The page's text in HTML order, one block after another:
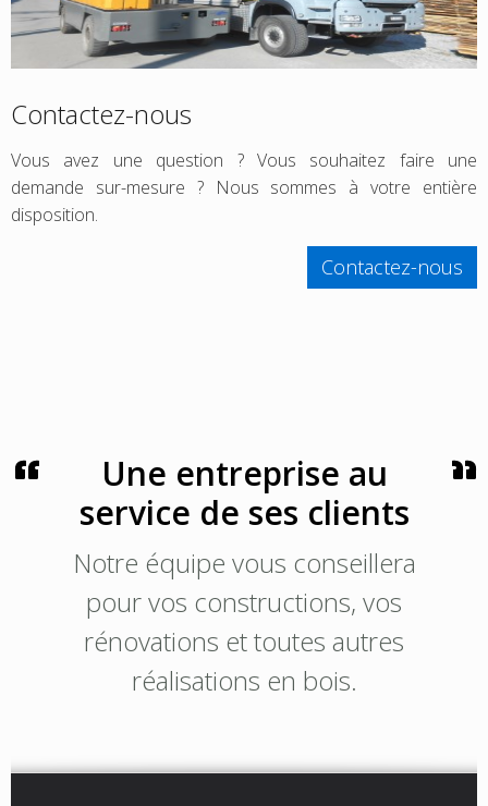
Contactez-nous
Vous avez une question ? Vous souhaitez faire une
demande sur-mesure ? Nous sommes à votre entière
disposition.
Contactez-nous
Une entreprise au
service de ses clients
Notre équipe vous conseillera
pour vos constructions, vos
rénovations et toutes autres
réalisations en bois.